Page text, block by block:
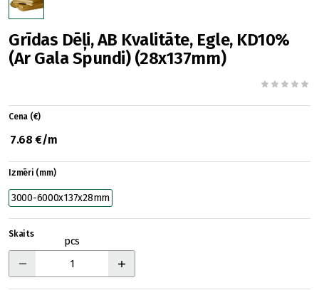
Grīdas Dēļi, AB Kvalitāte, Egle, KD10%
(Ar Gala Spundi) (28x137mm)
Cena (€)
7.68 €/m
Izmēri (mm)
3000-6000x137x28mm
Skaits
pcs